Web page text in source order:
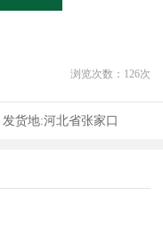
浏览次数： 126次
发货地:河北省张家口